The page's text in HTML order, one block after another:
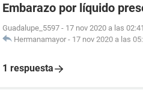
Embarazo por líquido
Guadalupe_5597 - 17 nov 2020 a las 02:41
Hermanamayor - 17 nov 2020 a las
1 respuesta